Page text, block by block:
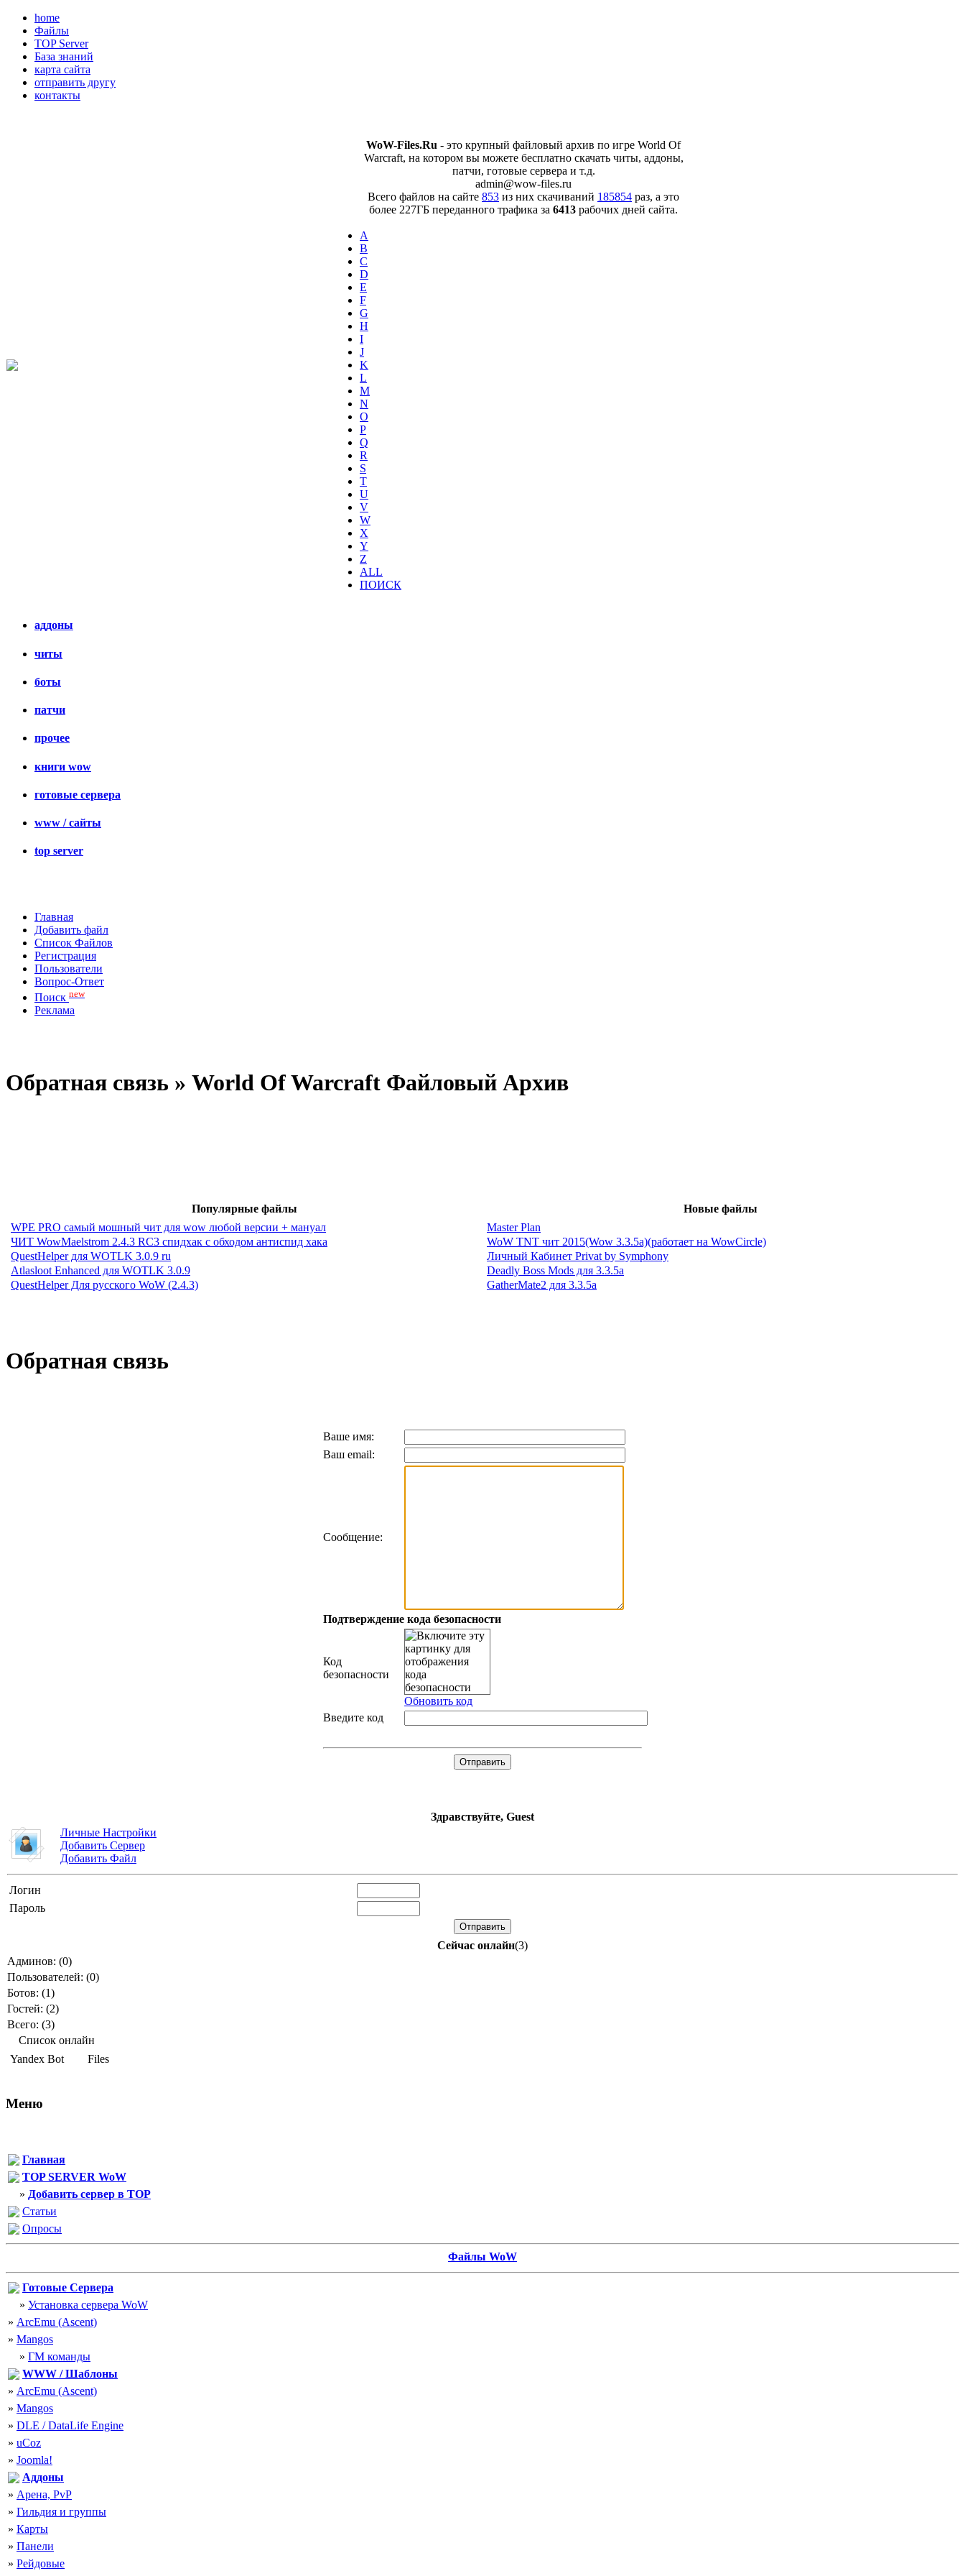
home
Файлы
TOP Server
База знаний
карта сайта
отправить другу
контакты
WoW-Files.Ru - это крупный файловый архив по игре World Of
Warcraft, на котором вы можете бесплатно скачать читы, аддоны,
патчи, готовые сервера и т.д.
admin@wow-files.ru
Всего файлов на сайте 853 из них скачиваний 185854 раз, а это
более 227ГБ переданного трафика за 6413 рабочих дней сайта.
A
B
C
D
E
F
G
H
I
J
K
L
M
N
O
P
Q
R
S
T
U
V
W
X
Y
Z
ALL
ПОИСК
аддоны
читы
боты
патчи
прочее
книги wow
готовые сервера
www / сайты
top server
Главная
Добавить файл
Список Файлов
Регистрация
Пользователи
Вопрос-Ответ
Поиск new
Реклама
Обратная связь » World Of Warcraft Файловый Архив
Популярные файлы
Новые файлы
WPE PRO самый мошный чит для wow любой версии + мануал
ЧИТ WowMaelstrom 2.4.3 RC3 спидхак с обходом антиспид хака
QuestHelper для WOTLK 3.0.9 ru
Atlasloot Enhanced для WOTLK 3.0.9
QuestHelper Для русского WoW (2.4.3)
Master Plan
WoW TNT чит 2015(Wow 3.3.5a)(работает на WowCircle)
Личный Кабинет Privat by Symphony
Deadly Boss Mods для 3.3.5a
GatherMate2 для 3.3.5a
Обратная связь
Ваше имя:
Ваш email:
Сообщение:
Подтверждение кода безопасности
Код
безопасности
Обновить код
Введите код
Здравствуйте, Guest
Личные Настройки
Добавить Сервер
Добавить Файл
Логин
Пароль
Сейчас онлайн(3)
Админов: (0)
Пользователей: (0)
Ботов: (1)
Гостей: (2)
Всего: (3)
Список онлайн
Yandex Bot
Files
Меню
Главная
TOP SERVER WoW
» Добавить сервер в TOP
Статьи
Опросы
Файлы WoW
Готовые Сервера
» Установка сервера WoW
» ArcEmu (Ascent)
» Mangos
» ГМ команды
WWW / Шаблоны
» ArcEmu (Ascent)
» Mangos
» DLE / DataLife Engine
» uCoz
» Joomla!
Аддоны
» Арена, PvP
» Гильдия и группы
» Карты
» Панели
» Рейдовые